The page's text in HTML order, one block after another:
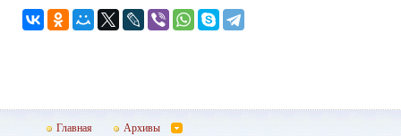
Главная Архивы